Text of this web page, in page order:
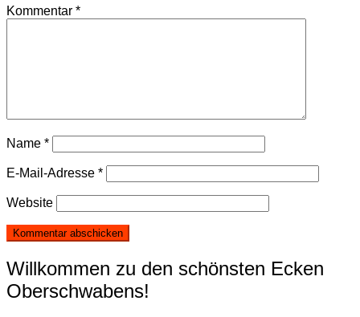
Kommentar *
Name *
E-Mail-Adresse *
Website
Willkommen zu den schönsten Ecken
Oberschwabens!